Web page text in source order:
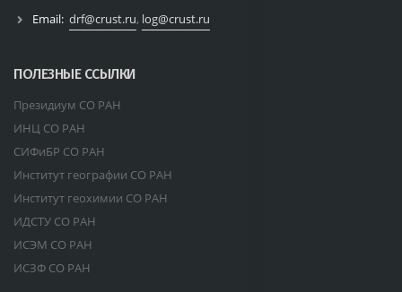
Email: drf@crust.ru, log@crust.ru
ПОЛЕЗНЫЕ ССЫЛКИ
Президиум СО РАН
ИНЦ СО РАН
СИФиБР СО РАН
Институт географии СО РАН
Институт геохимии СО РАН
ИДСТУ СО РАН
ИСЭМ СО РАН
ИСЗФ СО РАН